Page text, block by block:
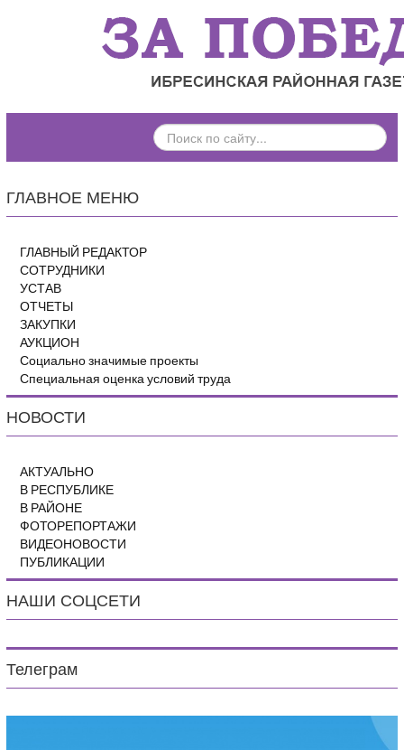
ПОИСК
ПО
ГЛАВНОЕ МЕНЮ
ГЛАВНЫЙ РЕДАКТОР
СОТРУДНИКИ
УСТАВ
ОТЧЕТЫ
ЗАКУПКИ
АУКЦИОН
Социально значимые проекты
Специальная оценка условий труда
НОВОСТИ
АКТУАЛЬНО
В РЕСПУБЛИКЕ
В РАЙОНЕ
ФОТОРЕПОРТАЖИ
ВИДЕОНОВОСТИ
ПУБЛИКАЦИИ
НАШИ СОЦСЕТИ
Телеграм